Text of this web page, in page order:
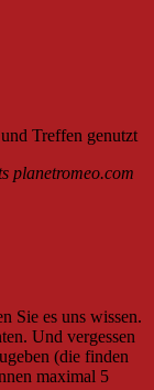
Treffen genutzt
planetromeo.com
Sie es uns wissen.
Und vergessen
(die finden
maximal 5